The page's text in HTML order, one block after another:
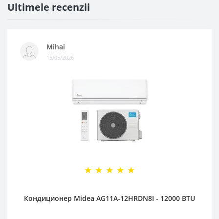
Ultimele recenzii
Mihai
15/05/2026
Кондиционер Midea AG11A-12HRDN8I - 12000 BTU